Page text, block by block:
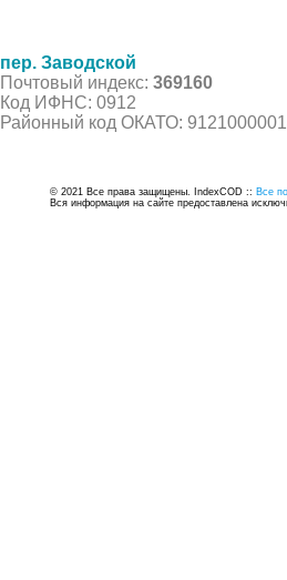
пер. Заводской
Почтовый индекс: 369160
Код ИФНС: 0912
Районный код ОКАТО:
© 2021 Все права защищены. IndexCOD :: Все
Вся информация на сайте предоставлена